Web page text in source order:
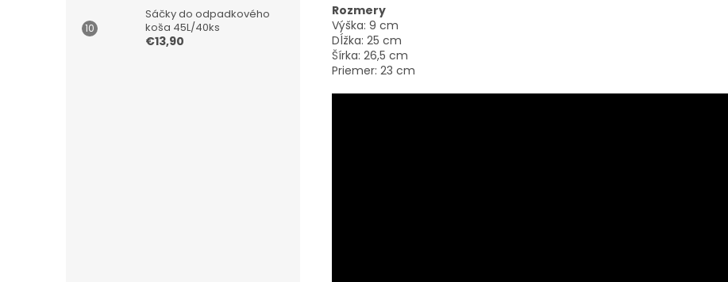
Sáčky do odpadkového
koša 45L/40ks
€13,90
Rozmery
Výška: 9 cm
Dĺžka: 25 cm
Šírka: 26,5 cm
Priemer: 23 cm